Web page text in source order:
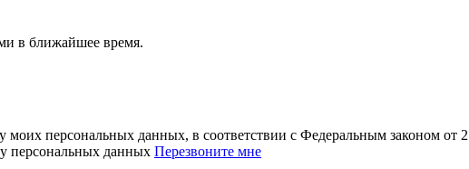
в ближайшее время.
моих персональных данных, в соответствии с Федеральным законом
персональных данных Перезвоните мне